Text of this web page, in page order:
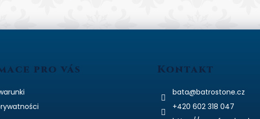
pro vás Kontakt
bata@batrostone.cz
+420 602 318 047